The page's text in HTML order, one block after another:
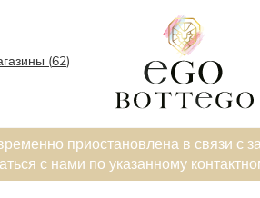
(62)
приостановлена в связи
с нами по указанному